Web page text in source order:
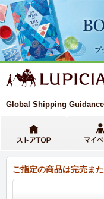
Global Shipping Guidance
ご指定の商品は完売ま